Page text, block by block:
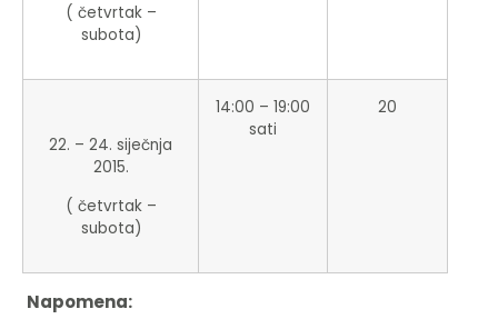
( četvrtak –
subota)
22. – 24. siječnja
2015.
( četvrtak –
subota)
14:00 – 19:00
sati
20
Napomena: